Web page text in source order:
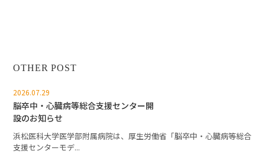
OTHER POST
2026.07.29
脳卒中・心臓病等総合支援センター開
設のお知らせ
浜松医科大学医学部附属病院は、厚生労働省「脳卒中・心臓病等総合
支援センターモデ...